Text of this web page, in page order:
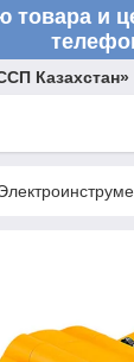
товара и
Казахстан»